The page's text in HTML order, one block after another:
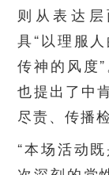
则从表达
具“以理服
传神的风度
也提出了中
尽责、传播
“本场活动